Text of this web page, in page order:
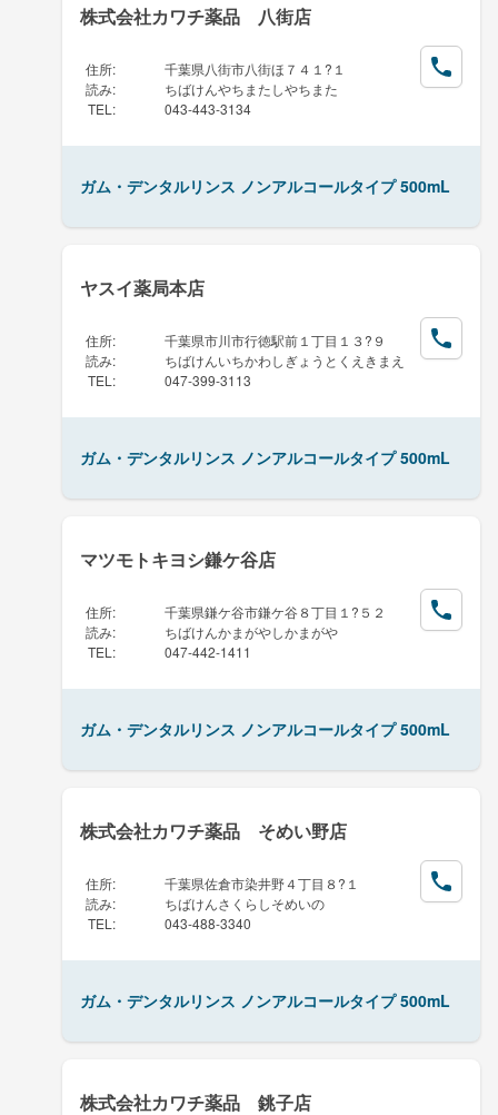
株式会社カワチ薬品 八街店
住所:
千葉県八街市八街ほ７４１?１
読み:
ちばけんやちまたしやちまた
TEL : 043-443-3134
ガム・デンタルリンス ノンアルコールタイプ 500mL
ヤスイ薬局本店
住所:
千葉県市川市行徳駅前１丁目１３?９
読み:
ちばけんいちかわしぎょうとくえきまえ
TEL : 047-399-3113
ガム・デンタルリンス ノンアルコールタイプ 500mL
マツモトキヨシ鎌ケ谷店
住所:
千葉県鎌ケ谷市鎌ケ谷８丁目１?５２
読み:
ちばけんかまがやしかまがや
TEL : 047-442-1411
ガム・デンタルリンス ノンアルコールタイプ 500mL
株式会社カワチ薬品 そめい野店
住所:
千葉県佐倉市染井野４丁目８?１
読み:
ちばけんさくらしそめいの
TEL : 043-488-3340
ガム・デンタルリンス ノンアルコールタイプ 500mL
株式会社カワチ薬品 銚子店